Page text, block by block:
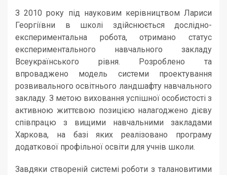
З 2010 року під науковим керівництвом Лариси
Георгіївни в школі здійснюється дослідно-
експериментальна робота, отримано статус
експериментального навчального закладу
Всеукраїнського рівня. Розроблено та
впроваджено модель системи проектування
розвивального освітнього ландшафту навчального
закладу. З метою виховання успішної особистості з
активною життєвою позицією налагоджено дієву
співпрацю з вищими навчальними закладами
Харкова, на базі яких реалізовано програму
додаткової профільної освіти для учнів школи.
Завдяки створеній системі роботи з талановитими